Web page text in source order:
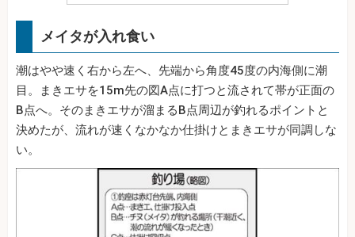
メイタが入れ食い
潮はやや速く右から左へ、先端から角度45度の内海側に潮
目。まきエサを15m先の図A点に打つと流されて帯が正面の
B点へ。そのまきエサが溜まるB点周辺が釣れるポイントと
決めたが、流れが速くなかなか仕掛けとまきエサが同調しな
い。